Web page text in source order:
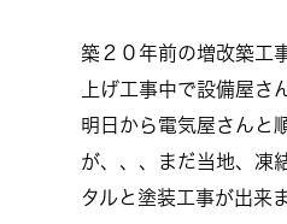
築２０年前の増改築工
上げ工事中で設備屋さ
明日から電気屋さんと
が、、、まだ当地、凍
タルと塗装工事が出来